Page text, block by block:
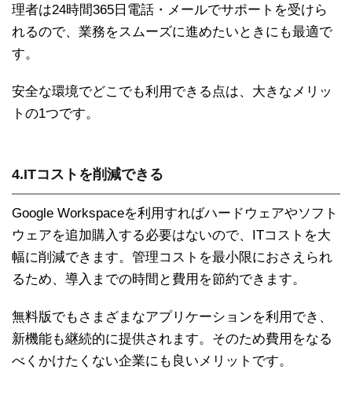
理者は24時間365日電話・メールでサポートを受けら
れるので、業務をスムーズに進めたいときにも最適で
す。
安全な環境でどこでも利用できる点は、大きなメリッ
トの1つです。
4.ITコストを削減できる
Google Workspaceを利用すればハードウェアやソフト
ウェアを追加購入する必要はないので、ITコストを大
幅に削減できます。管理コストを最小限におさえられ
るため、導入までの時間と費用を節約できます。
無料版でもさまざまなアプリケーションを利用でき、
新機能も継続的に提供されます。そのため費用をなる
べくかけたくない企業にも良いメリットです。